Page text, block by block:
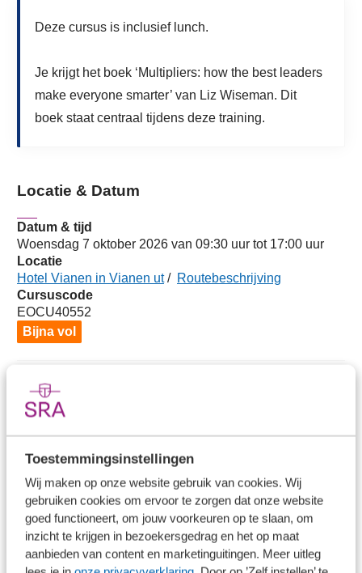
Toestemmingsinstellingen
Wij maken op onze website gebruik van cookies. Wij
gebruiken cookies om ervoor te zorgen dat onze website
goed functioneert, om jouw voorkeuren op te slaan, om
inzicht te krijgen in bezoekersgedrag en het op maat
aanbieden van content en marketinguitingen. Meer uitleg
Deze cursus is inclusief lunch.
Je krijgt het boek ‘Multipliers: how the best leaders
make everyone smarter’ van Liz Wiseman. Dit
boek staat centraal tijdens deze training.
Locatie & Datum
Datum & tijd
Woensdag 7 oktober 2026 van 09:30 uur tot 17:00 uur
Locatie
Hotel Vianen in Vianen ut/ Routebeschrijving
Cursuscode
EOCU40552
Bijna vol
Docent(en)
Nicole Loeffen
Nicole Loeffen is vaardigheidstrainer
bij SRA.